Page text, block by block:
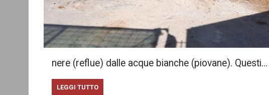
nere (reflue) dalle acque bianche (piovane). Questi…
LEGGI TUTTO